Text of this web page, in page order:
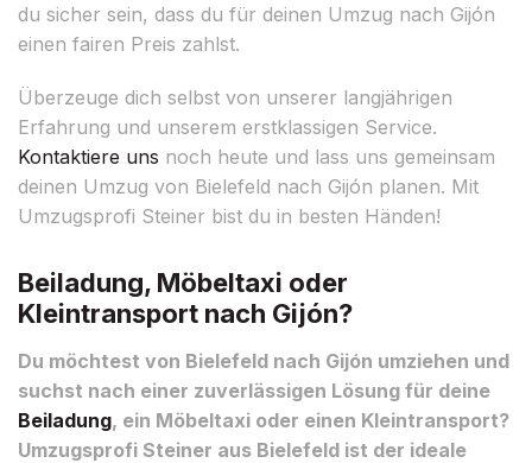
du sicher sein, dass du für deinen Umzug nach Gijón
einen fairen Preis zahlst.
Überzeuge dich selbst von unserer langjährigen
Erfahrung und unserem erstklassigen Service.
Kontaktiere uns noch heute und lass uns gemeinsam
deinen Umzug von Bielefeld nach Gijón planen. Mit
Umzugsprofi Steiner bist du in besten Händen!
Beiladung, Möbeltaxi oder
Kleintransport nach Gijón?
Du möchtest von Bielefeld nach Gijón umziehen und
suchst nach einer zuverlässigen Lösung für deine
Beiladung, ein Möbeltaxi oder einen Kleintransport?
Umzugsprofi Steiner aus Bielefeld ist der ideale